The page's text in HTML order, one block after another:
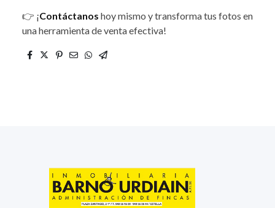
👉 ¡Contáctanos hoy mismo y transforma tus fotos en
una herramienta de venta efectiva!